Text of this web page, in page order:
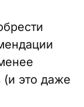
это даже